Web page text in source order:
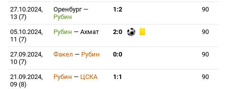
27.10.2024,
13 (7)
Оренбург —
Рубин
1:2 90
05.10.2024,
11 (7)
Рубин — Ахмат 2:0 90
27.09.2024,
10 (7)
Факел — Рубин 0:0 90
21.09.2024,
09 (8)
Рубин — ЦСКА 1:1 90